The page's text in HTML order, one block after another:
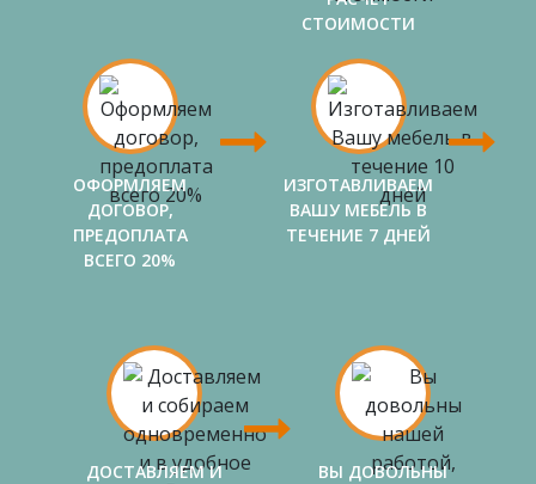
СТОИМОСТИ
ОФОРМЛЯЕМ
ДОГОВОР,
ПРЕДОПЛАТА
ВСЕГО 20%
ИЗГОТАВЛИВАЕМ
ВАШУ МЕБЕЛЬ В
ТЕЧЕНИЕ 7 ДНЕЙ
ДОСТАВЛЯЕМ И
ВЫ ДОВОЛЬНЫ